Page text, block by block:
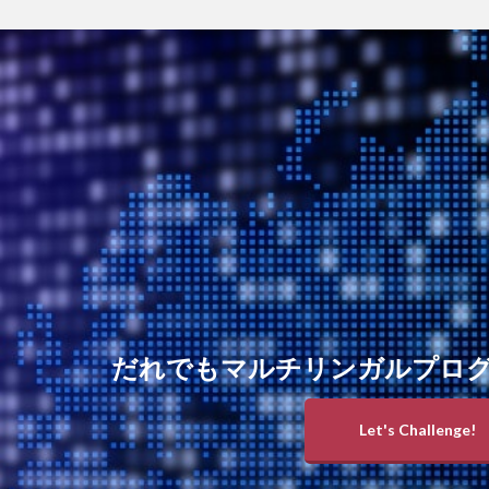
だれでもマルチリンガルプロ
Let's Challenge!